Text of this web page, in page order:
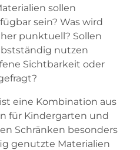
sollen
sein? Was wird
punktuell? Sollen
nutzen
Sichtbarkeit oder
eine Kombination aus
für Kindergarten und
Schränken besonders
genutzte Materialien